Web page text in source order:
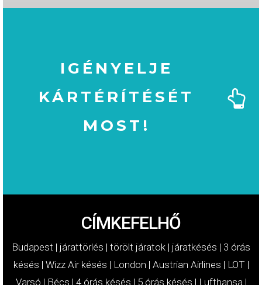
IGÉNYELJE
KÁRTÉRÍTÉSÉT
MOST!
CÍMKEFELHŐ
Budapest | járattörlés | törölt járatok | járatkésés | 3 órás
késés | Wizz Air késés | London | Austrian Airlines | LOT|
Varsó | Bécs | 4 órás késés | 5 órás késés | Lufthansa |